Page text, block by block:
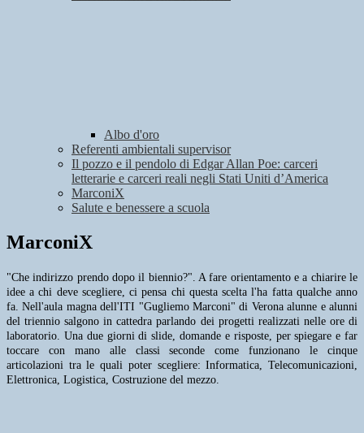
Albo d'oro
Referenti ambientali supervisor
Il pozzo e il pendolo di Edgar Allan Poe: carceri
letterarie e carceri reali negli Stati Uniti d’America
MarconiX
Salute e benessere a scuola
MarconiX
"Che indirizzo prendo dopo il biennio?". A fare orientamento e a chiarire le
idee a chi deve scegliere, ci pensa chi questa scelta l'ha fatta qualche anno
fa. Nell'aula magna dell'ITI "Gugliemo Marconi" di Verona alunne e alunni
del triennio salgono in cattedra parlando dei progetti realizzati nelle ore di
laboratorio. Una due giorni di slide, domande e risposte, per spiegare e far
toccare con mano alle classi seconde come funzionano le cinque
articolazioni tra le quali poter scegliere: Informatica, Telecomunicazioni,
Elettronica, Logistica, Costruzione del mezzo.